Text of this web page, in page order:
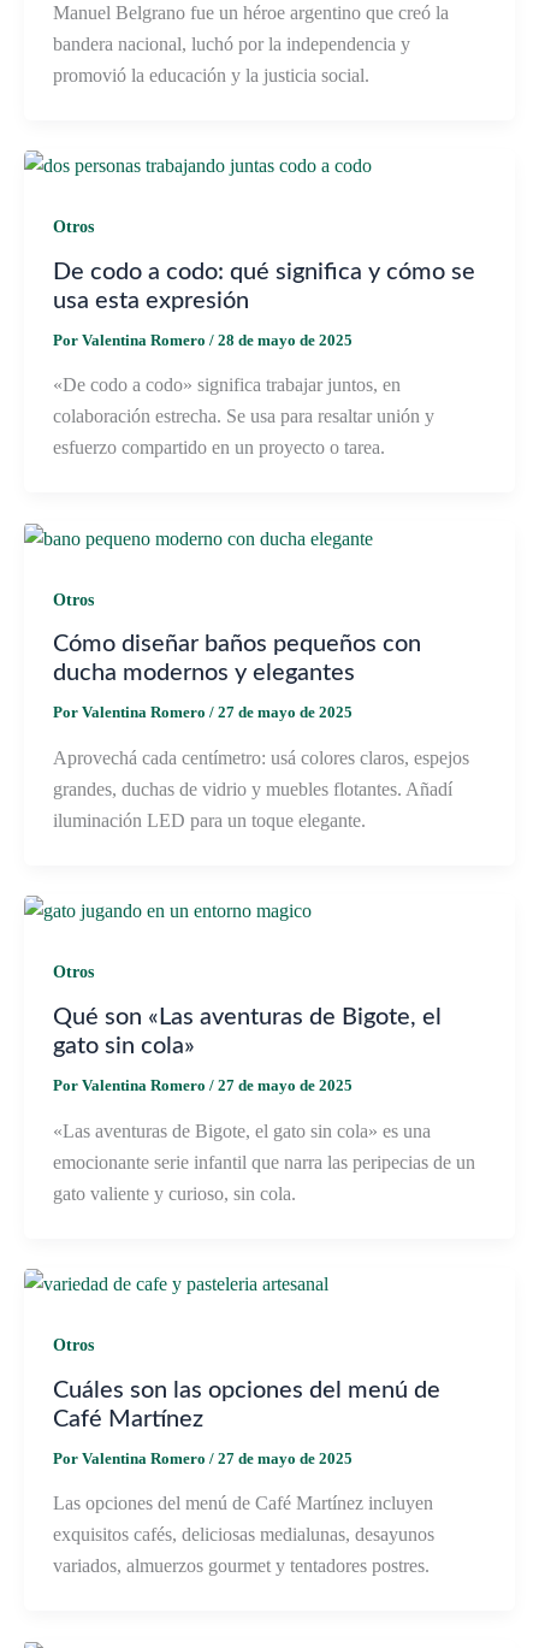
Manuel Belgrano fue un héroe argentino que creó la
bandera nacional, luchó por la independencia y
promovió la educación y la justicia social.
Otros
De codo a codo: qué significa y cómo se
usa esta expresión
Por Valentina Romero / 28 de mayo de 2025
«De codo a codo» significa trabajar juntos, en
colaboración estrecha. Se usa para resaltar unión y
esfuerzo compartido en un proyecto o tarea.
Otros
Cómo diseñar baños pequeños con
ducha modernos y elegantes
Por Valentina Romero / 27 de mayo de 2025
Aprovechá cada centímetro: usá colores claros, espejos
grandes, duchas de vidrio y muebles flotantes. Añadí
iluminación LED para un toque elegante.
Otros
Qué son «Las aventuras de Bigote, el
gato sin cola»
Por Valentina Romero / 27 de mayo de 2025
«Las aventuras de Bigote, el gato sin cola» es una
emocionante serie infantil que narra las peripecias de un
gato valiente y curioso, sin cola.
Otros
Cuáles son las opciones del menú de
Café Martínez
Por Valentina Romero / 27 de mayo de 2025
Las opciones del menú de Café Martínez incluyen
exquisitos cafés, deliciosas medialunas, desayunos
variados, almuerzos gourmet y tentadores postres.